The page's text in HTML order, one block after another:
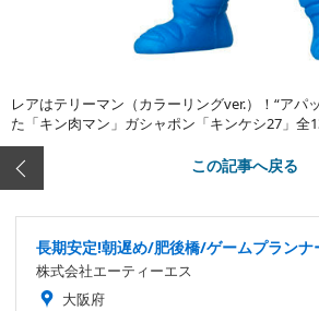
レアはテリーマン（カラーリングver.）！“アパ
た「キン肉マン」ガシャポン「キンケシ27」全
この記事へ戻る
長期安定!朝遅め/肥後橋/ゲームプランナ
株式会社エーティーエス
大阪府